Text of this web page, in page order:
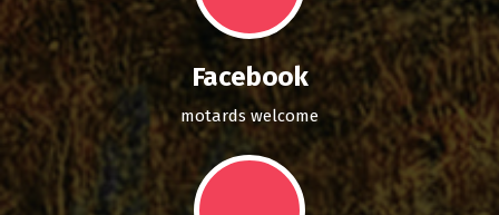
Facebook
motards welcome